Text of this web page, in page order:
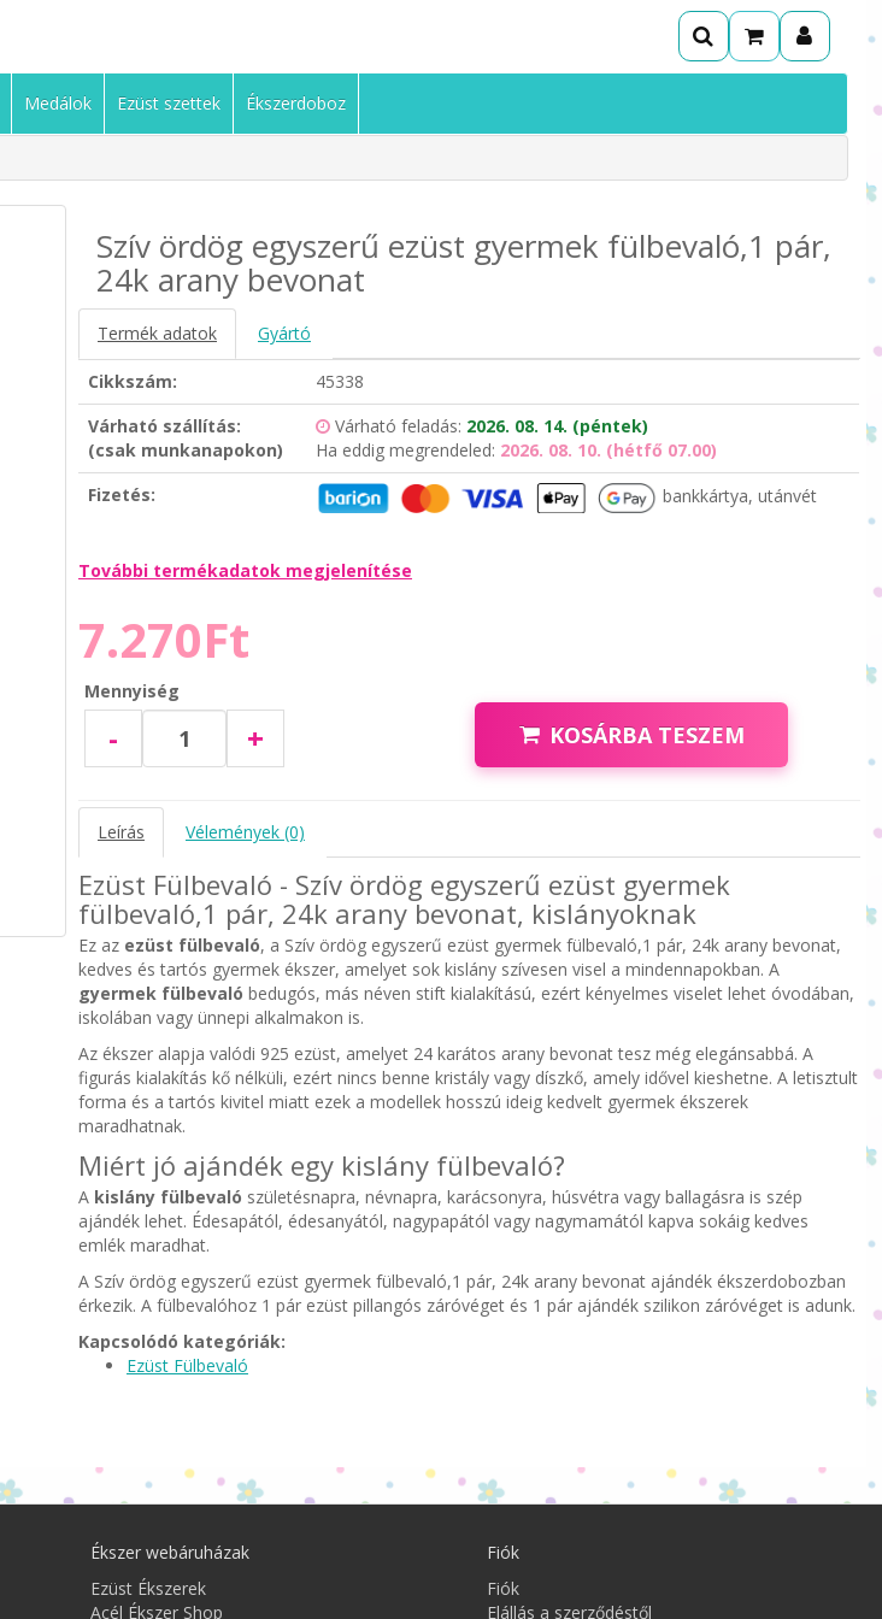
Medálok Ezüst szettek Ékszerdoboz
Szív ördög egyszerű ezüst gyermek fülbevaló,1 pár,
24k arany bevonat
Termék adatok Gyártó
Cikkszám:
45338
Várható szállítás:
(csak munkanapokon)
Várható feladás: 2026. 08. 14. (péntek)
Ha eddig megrendeled: 2026. 08. 10. (hétfő 07.00)
Fizetés:
bankkártya, utánvét
További termékadatok megjelenítése
7.270Ft
Mennyiség
- + KOSÁRBA TESZEM
Leírás Vélemények (0)
Ezüst Fülbevaló - Szív ördög egyszerű ezüst gyermek
fülbevaló,1 pár, 24k arany bevonat, kislányoknak
Ez az ezüst fülbevaló, a Szív ördög egyszerű ezüst gyermek fülbevaló,1 pár, 24k arany bevonat,
kedves és tartós gyermek ékszer, amelyet sok kislány szívesen visel a mindennapokban. A
gyermek fülbevaló bedugós, más néven stift kialakítású, ezért kényelmes viselet lehet óvodában,
iskolában vagy ünnepi alkalmakon is.
Az ékszer alapja valódi 925 ezüst, amelyet 24 karátos arany bevonat tesz még elegánsabbá. A
figurás kialakítás kő nélküli, ezért nincs benne kristály vagy díszkő, amely idővel kieshetne. A letisztult
forma és a tartós kivitel miatt ezek a modellek hosszú ideig kedvelt gyermek ékszerek
maradhatnak.
Miért jó ajándék egy kislány fülbevaló?
A kislány fülbevaló születésnapra, névnapra, karácsonyra, húsvétra vagy ballagásra is szép
ajándék lehet. Édesapától, édesanyától, nagypapától vagy nagymamától kapva sokáig kedves
emlék maradhat.
A Szív ördög egyszerű ezüst gyermek fülbevaló,1 pár, 24k arany bevonat ajándék ékszerdobozban
érkezik. A fülbevalóhoz 1 pár ezüst pillangós záróvéget és 1 pár ajándék szilikon záróvéget is adunk.
Kapcsolódó kategóriák:
Ezüst Fülbevaló
Ékszer webáruházak
Ezüst Ékszerek
Acél Ékszer Shop
Fiók
Fiók
Elállás a szerződéstől